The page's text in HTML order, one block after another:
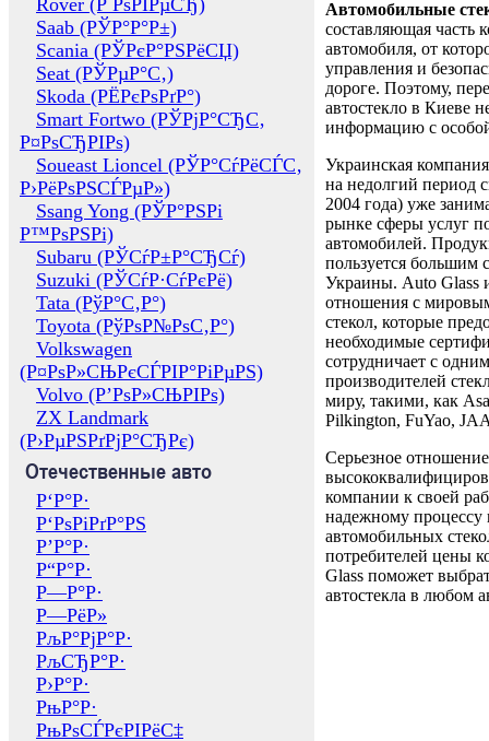
Rover (Р РѕРІРµСЂ)
Saab (РЎР°Р°Р±)
Scania (РЎРєР°РЅРёСЏ)
Seat (РЎРµР°С‚)
Skoda (РЁРєРѕРґР°)
Smart Fortwo (РЎРјР°СЂС‚
Р¤РѕСЂРІРѕ)
Soueast Lioncel (РЎР°СѓРёСЃС‚
Р›РёРѕРЅСЃРµР»)
Ssang Yong (РЎР°РЅРі
Р™РѕРЅРі)
Subaru (РЎСѓР±Р°СЂСѓ)
Suzuki (РЎСѓР·СѓРєРё)
Tata (РўР°С‚Р°)
Toyota (РўРѕР№РѕС‚Р°)
Volkswagen
(Р¤РѕР»СЊРєСЃРІР°РіРµРЅ)
Volvo (Р’РѕР»СЊРІРѕ)
ZX Landmark
(Р›РµРЅРґРјР°СЂРє)
Отечественные авто
Р‘Р°Р·
Р‘РѕРіРґР°РЅ
Р’Р°Р·
Р“Р°Р·
Р—Р°Р·
Р—РёР»
РљР°РјР°Р·
РљСЂР°Р·
Р›Р°Р·
РњР°Р·
РњРѕСЃРєРІРёС‡
Автомобильные
составляющая часть
автомобиля, от
управления и
дороге. Поэтому,
автостекло в Киеве
информацию с
Украинская
на недолгий период
2004 года) уже
рынке сферы услуг
автомобилей.
пользуется большим
Украины. Auto Glass
отношения с
стекол, которые
необходимые
сотрудничает с
производителей
миру, такими, как
Pilkington, FuYao,
Серьезное отношение
компании к своей
надежному процессу
автомобильных
потребителей цены
Glass поможет
автостекла в любом